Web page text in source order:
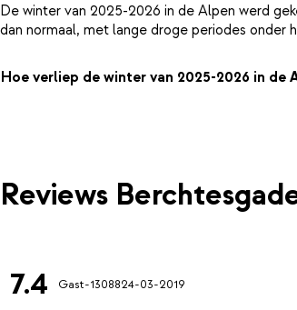
De winter van 2025-2026 in de Alpen werd
dan normaal, met lange droge periodes onder
Hoe verliep de winter van 2025-2026 in de
Reviews
7.4 Gast-1308824-03-2019